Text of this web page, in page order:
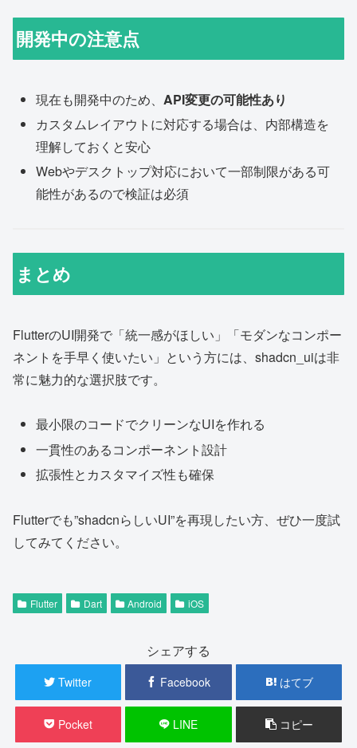
開発中の注意点
現在も開発中のため、API変更の可能性あり
カスタムレイアウトに対応する場合は、内部構造を
理解しておくと安心
Webやデスクトップ対応において一部制限がある可
能性があるので検証は必須
まとめ
FlutterのUI開発で「統一感がほしい」「モダンなコンポー
ネントを手早く使いたい」という方には、shadcn_uiは非
常に魅力的な選択肢です。
最小限のコードでクリーンなUIを作れる
一貫性のあるコンポーネント設計
拡張性とカスタマイズ性も確保
Flutterでも”shadcnらしいUI”を再現したい方、ぜひ一度試
してみてください。
Flutter Dart Android iOS
シェアする
Twitter Facebook はてブ
Pocket LINE コピー